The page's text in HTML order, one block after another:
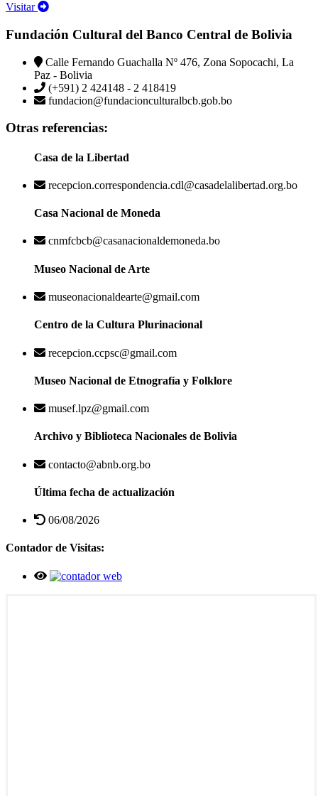
Visitar
Fundación Cultural del Banco Central de Bolivia
Calle Fernando Guachalla Nº 476, Zona Sopocachi, La
Paz - Bolivia
(+591) 2 424148 - 2 418419
fundacion@fundacionculturalbcb.gob.bo
Otras referencias:
Casa de la Libertad
recepcion.correspondencia.cdl@casadelalibertad.org.bo
Casa Nacional de Moneda
cnmfcbcb@casanacionaldemoneda.bo
Museo Nacional de Arte
museonacionaldearte@gmail.com
Centro de la Cultura Plurinacional
recepcion.ccpsc@gmail.com
Museo Nacional de Etnografía y Folklore
musef.lpz@gmail.com
Archivo y Biblioteca Nacionales de Bolivia
contacto@abnb.org.bo
Última fecha de actualización
06/08/2026
Contador de Visitas: